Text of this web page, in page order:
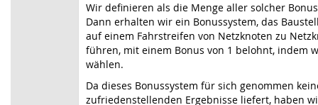
Wir definieren als die Menge aller solcher
Dann erhalten wir ein Bonussystem, das
auf einem Fahrstreifen von Netzknoten zu
führen, mit einem Bonus von 1 belohnt, indem
wählen.
Da dieses Bonussystem für sich genommen
zufriedenstellenden Ergebnisse liefert, haben